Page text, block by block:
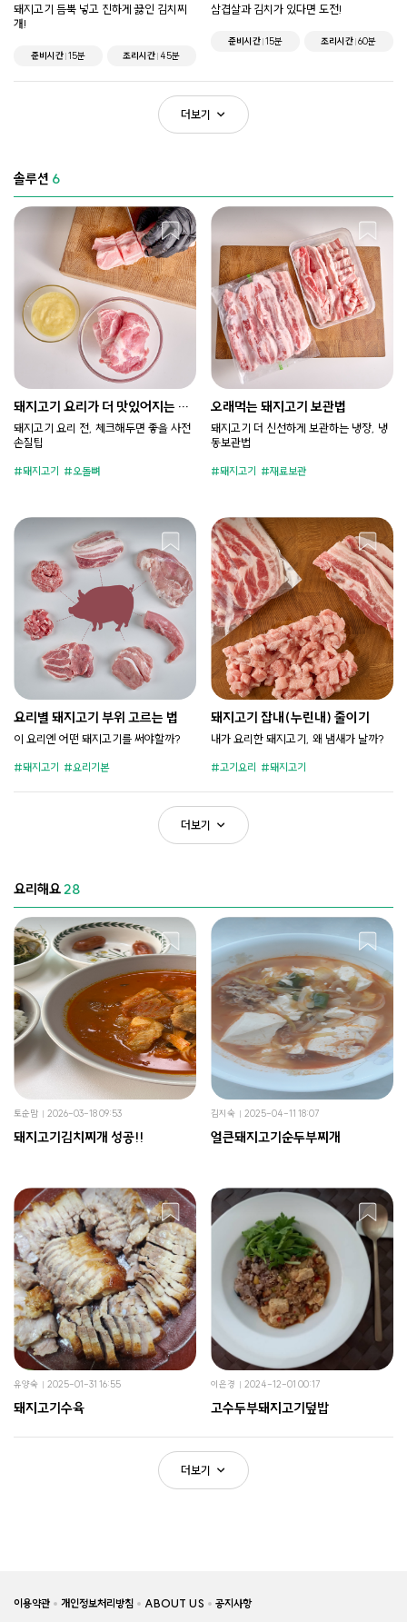
돼지고기 듬뿍 넣고 진하게 끓인 김치찌
개!
준비시간 15분 조리시간 45분
삼겹살과 김치가 있다면 도전!
준비시간 15분 조리시간 60분
더보기
솔루션 6
돼지고기 요리가 더 맛있어지는 손
질팁
돼지고기 요리 전, 체크해두면 좋을 사전
손질팁
돼지고기 오돌뼈
오래먹는 돼지고기 보관법
돼지고기 더 신선하게 보관하는 냉장, 냉
동보관법
돼지고기 재료보관
요리별 돼지고기 부위 고르는 법
이 요리엔 어떤 돼지고기를 써야할까?
돼지고기 요리기본
돼지고기 잡내(누린내) 줄이기
내가 요리한 돼지고기, 왜 냄새가 날까?
고기요리 돼지고기
더보기
요리해요28
토순맘 2026-03-18 09:53
돼지고기김치찌개 성공!!
김지숙 2025-04-11 18:07
얼큰돼지고기순두부찌개
유양숙 2025-01-31 16:55
돼지고기수육
이은경 2024-12-01 00:17
고수두부돼지고기덮밥
더보기
이용약관 개인정보처리방침 ABOUT US 공지사항